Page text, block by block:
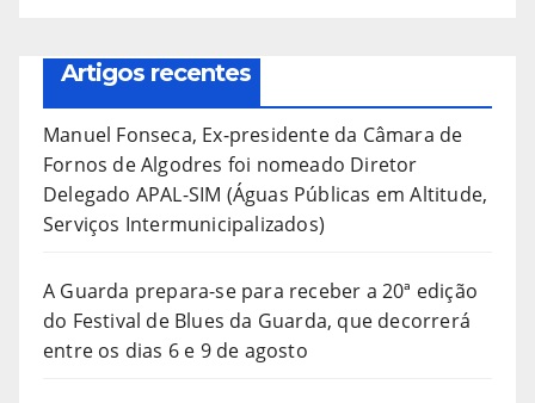
Artigos recentes
Manuel Fonseca, Ex-presidente da Câmara de
Fornos de Algodres foi nomeado Diretor
Delegado APAL-SIM (Águas Públicas em Altitude,
Serviços Intermunicipalizados)
A Guarda prepara-se para receber a 20ª edição
do Festival de Blues da Guarda, que decorrerá
entre os dias 6 e 9 de agosto